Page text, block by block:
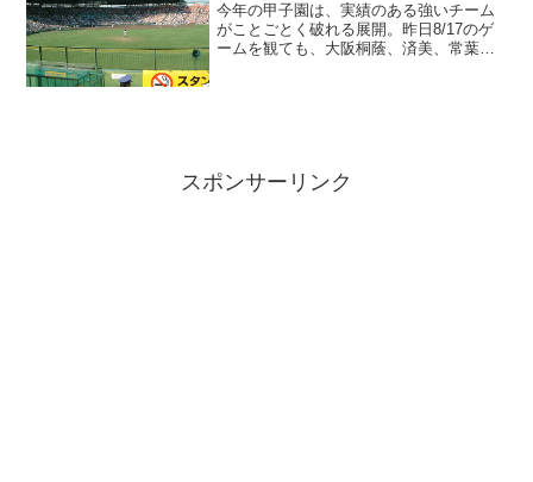
今年の甲子園は、実績のある強いチーム
がことごとく破れる展開。昨日8/17のゲ
ームを観ても、大阪桐蔭、済美、常葉菊
スポンサーリンク